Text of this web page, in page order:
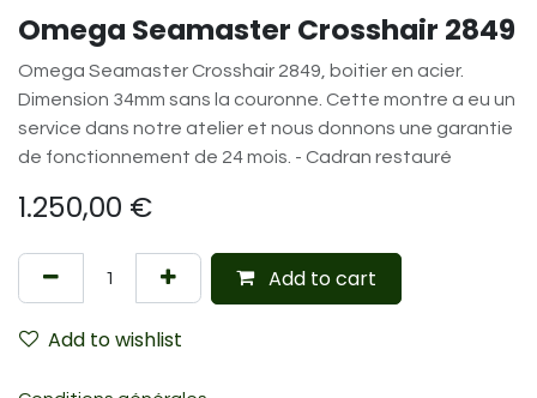
Omega Seamaster Crosshair 2849
Omega Seamaster Crosshair 2849, boitier en acier.
Dimension 34mm sans la couronne. Cette montre a eu un
service dans notre atelier et nous donnons une garantie
de fonctionnement de 24 mois. - Cadran restauré
1.250,00 €
Add to cart
Add to wishlist